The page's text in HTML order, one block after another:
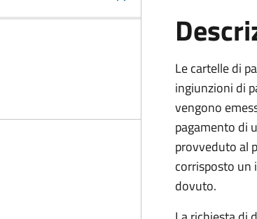
Le cartelle di
ingiunzioni di
vengono
pagamento di
provveduto al
corrisposto un
dovuto.